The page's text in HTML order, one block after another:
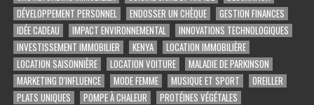
DÉVELOPPEMENT PERSONNEL
ENDOSSER UN CHÈQUE
GESTION FINANCES
IDÉE CADEAU
IMPACT ENVIRONNEMENTAL
INNOVATIONS TECHNOLOGIQUES
INVESTISSEMENT IMMOBILIER
KENYA
LOCATION IMMOBILIÈRE
LOCATION SAISONNIÈRE
LOCATION VOITURE
MALADIE DE PARKINSON
MARKETING D'INFLUENCE
MODE FEMME MUSIQUE ET SPORT
OREILLER
PLATS UNIQUES
POMPE À CHALEUR
PROTÉINES VÉGÉTALES